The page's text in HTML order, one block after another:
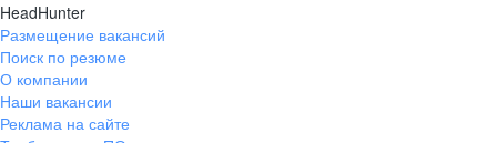
HeadHunter
Размещение вакансий
Поиск по резюме
О компании
Наши вакансии
Реклама на сайте